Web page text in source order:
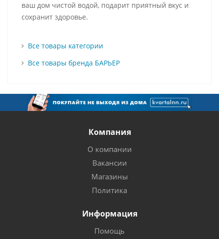
ваш дом чистой водой, подарит приятный вкус и
сохранит здоровье.
Все товары категории
Все товары бренда БАРЬЕР
Компания
О компании
Вакансии
Магазины
Политика
Информация
Помощь